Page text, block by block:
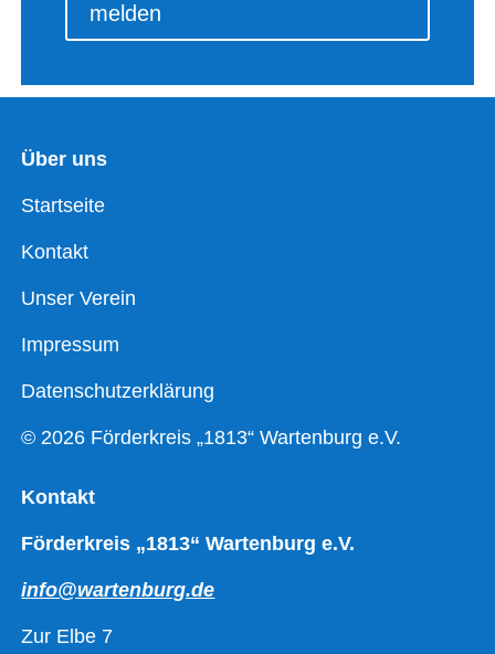
melden
Über uns
Startseite
Kontakt
Unser Verein
Impressum
Datenschutzerklärung
© 2026 Förderkreis „1813“ Wartenburg e.V.
Kontakt
Förderkreis „1813“ Wartenburg e.V.
info@wartenburg.de
Zur Elbe 7